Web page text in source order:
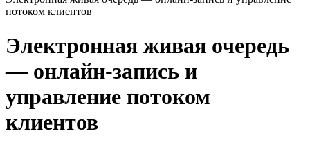
потоком клиентов
Электронная живая очередь
— онлайн-запись и
управление потоком
клиентов